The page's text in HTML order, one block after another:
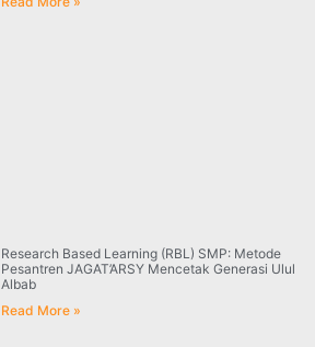
Research Based Learning (RBL) SMP: Metode
Pesantren JAGAT’ARSY Mencetak Generasi Ulul
Albab
Read More »